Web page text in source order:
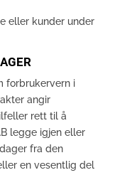
eller kunder under
forbrukervern i
angir
rett til å
legge igjen eller
fra den
en vesentlig del